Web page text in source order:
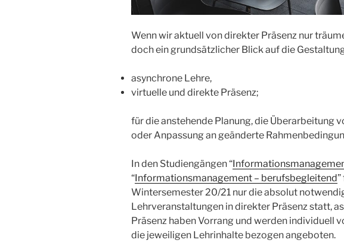
Wenn wir aktuell von direkter Präsenz nur
doch ein grundsätzlicher Blick auf die
asynchrone Lehre,
virtuelle und direkte Präsenz;
für die anstehende Planung, die Überarbeitung
oder Anpassung an geänderte
In den Studiengängen “
“Informationsmanagement – berufsbegleitend
Wintersemester 20/21 nur die absolut
Lehrveranstaltungen in direkter Präsenz statt,
Präsenz haben Vorrang und werden individuell
die jeweiligen Lehrinhalte bezogen angeboten.